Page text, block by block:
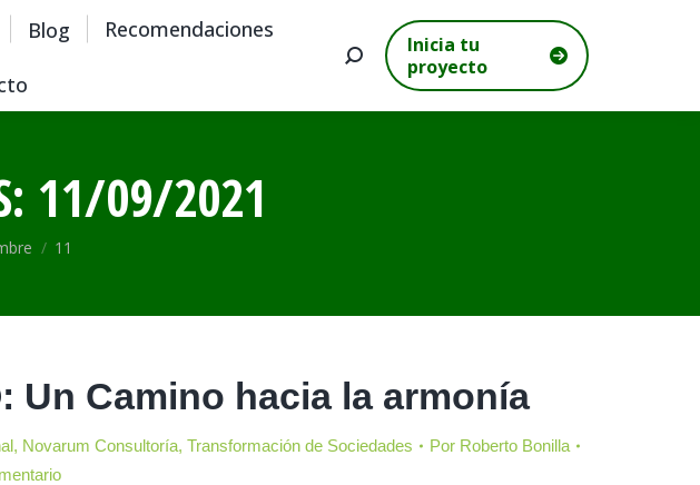
Blog Recomendaciones
Buscar:
Inicia tu
proyecto
11/09/2021
11
Un Camino hacia la armonía
, Novarum Consultoría, Transformación de Sociedades Por Roberto Bonilla